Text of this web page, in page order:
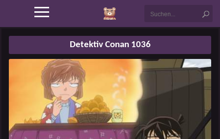
Detektiv Conan 1036